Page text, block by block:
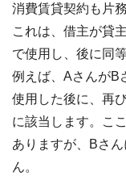
消費賃貸契約も片
これは、借主が貸
で使用し、後に同
例えば、AさんがB
使用した後に、再
に該当します。こ
ありますが、Bさ
ん。